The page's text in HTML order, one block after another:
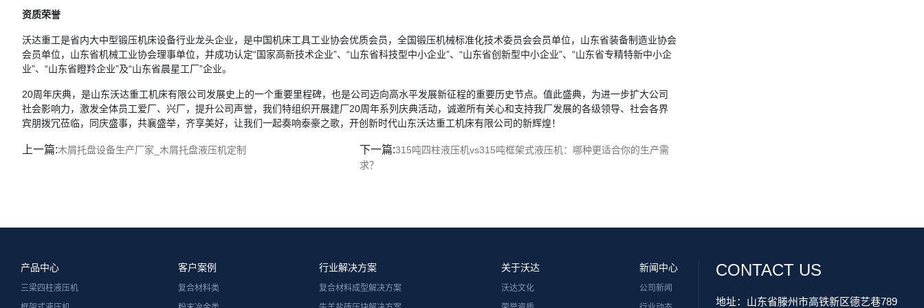
资质荣誉
沃达重工是省内大中型锻压机床设备行业龙头企业，是中国机床工具工业协会优质会员，全国锻压机械标准化技术委员会会员单位，山东省装备制造业协会
会员单位，山东省机械工业协会理事单位，并成功认定“国家高新技术企业”、“山东省科技型中小企业”、“山东省创新型中小企业”、“山东省专精特新中小企
业”、“山东省瞪羚企业”及“山东省晨星工厂”企业。
20周年庆典，是山东沃达重工机床有限公司发展史上的一个重要里程碑，也是公司迈向高水平发展新征程的重要历史节点。值此盛典，为进一步扩大公司
社会影响力，激发全体员工爱厂、兴厂，提升公司声誉，我们特组织开展建厂20周年系列庆典活动，诚邀所有关心和支持我厂发展的各级领导、社会各界
宾朋拨冗莅临，同庆盛事，共襄盛举，齐享美好，让我们一起奏响泰豪之歌，开创新时代山东沃达重工机床有限公司的新辉煌！
上一篇:木屑托盘设备生产厂家_木屑托盘液压机定制 下一篇:315吨四柱液压机vs315吨框架式液压机：哪种更适合你的生产需
求？
产品中心
三梁四柱液压机
客户案例
复合材料类
行业解决方案
复合材料成型解决方案
关于沃达
沃达文化
新闻中心
公司新闻
CONTACT US
地址：山东省滕州市高铁新区德艺巷789